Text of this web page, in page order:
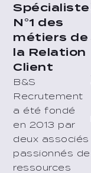
Spécialiste
N°1 des
métiers de
la Relation
Client
B&S
Recrutement
a été fondé
en 2013 par
deux associés
passionnés de
ressources